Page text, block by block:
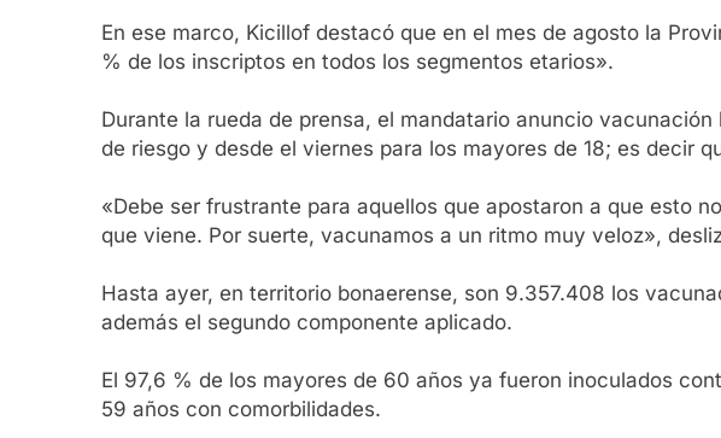
En ese marco, Kicillof destacó que en el mes de agosto la
% de los inscriptos en todos los segmentos etarios».
Durante la rueda de prensa, el mandatario anuncio
de riesgo y desde el viernes para los mayores de 18; es decir
«Debe ser frustrante para aquellos que apostaron a que esto
que viene. Por suerte, vacunamos a un ritmo muy veloz»,
Hasta ayer, en territorio bonaerense, son 9.357.408 los
además el segundo componente aplicado.
El 97,6 % de los mayores de 60 años ya fueron inoculados
59 años con comorbilidades.